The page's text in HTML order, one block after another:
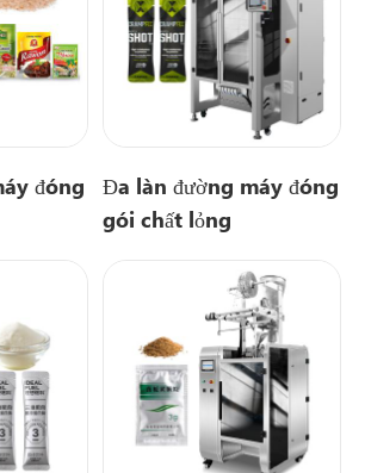
đóng
Đa làn đường máy đóng
gói chất lỏng